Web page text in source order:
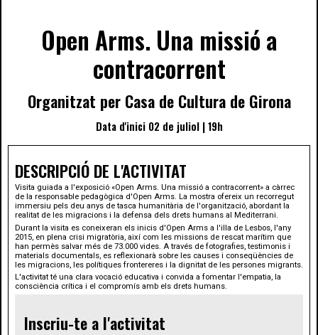
Open Arms. Una missió a
contracorrent
Organitzat per Casa de Cultura de Girona
Data d'inici 02 de juliol | 19h
DESCRIPCIÓ DE L'ACTIVITAT
Visita guiada a l'exposició «Open Arms. Una missió a contracorrent» a càrrec
de la responsable pedagògica d'Open Arms. La mostra ofereix un recorregut
immersiu pels deu anys de tasca humanitària de l'organització, abordant la
realitat de les migracions i la defensa dels drets humans al Mediterrani.
Durant la visita es coneixeran els inicis d'Open Arms a l'illa de Lesbos, l'any
2015, en plena crisi migratòria, així com les missions de rescat marítim que
han permès salvar més de 73.000 vides. A través de fotografies, testimonis i
materials documentals, es reflexionarà sobre les causes i conseqüències de
les migracions, les polítiques frontereres i la dignitat de les persones migrants.
L'activitat té una clara vocació educativa i convida a fomentar l'empatia, la
consciència crítica i el compromís amb els drets humans.
Inscriu-te a l'activitat